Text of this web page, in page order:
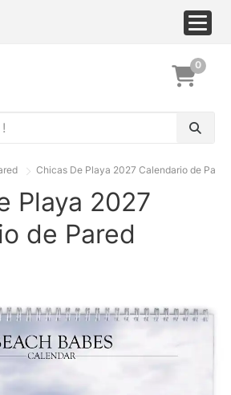
0
Chicas De Playa 2027 Calendario de Pared
Playa 2027
de Pared